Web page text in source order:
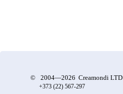
© 2004—2026 Creamondi LTD
+373 (22) 567-297